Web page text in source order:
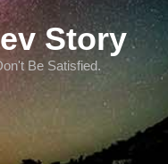
Story
Be Satisfied.